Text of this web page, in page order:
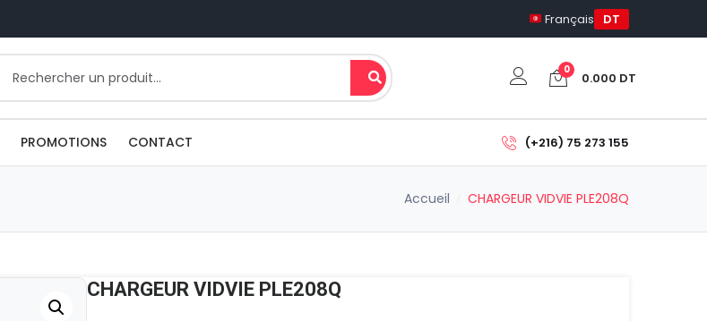
Français DT
0 0.000 DT
Sous-total: 0.000DT
PROMOTIONS CONTACT (+216) 75 273 155
Accueil CHARGEUR VIDVIE PLE208Q
CHARGEUR VIDVIE PLE208Q